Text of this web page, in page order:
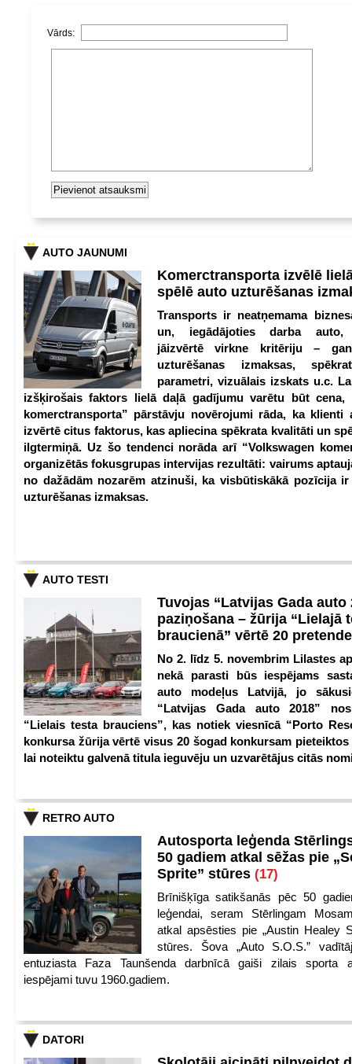
Vārds:
AUTO JAUNUMI
Komerctransporta izvēlē
spēlē auto uzturēšanas
Transports ir neatņemama
un, iegādājoties darba auto,
jāizvērtē virkne kritēriju –
uzturēšanas izmaksas,
parametri, vizuālais izskats u.c.
izšķirošais faktors lielā daļā gadījumu varētu būt cena,
komerctransporta” pārstāvju novērojumi rāda, ka klienti
izvērtē citus faktorus, kas apliecina spēkrata kvalitāti un
ilgtermiņā. Uz šo tendenci norāda arī “Volkswagen
organizētās fokusgrupas intervijas rezultāti: vairums
no dažādām nozarēm atzinuši, ka visbūtiskākā pozīcija ir
uzturēšanas izmaksas.
AUTO TESTI
Tuvojas “Latvijas Gada auto
paziņošana – žūrija “Lielajā
braucienā” vērtē 20
No 2. līdz 5. novembrim Lilastes
nekā parasti būs iespējams
auto modeļus Latvijā, jo
“Latvijas Gada auto 2018”
“Lielais testa brauciens”, kas notiek viesnīcā “Porto
konkursa žūrija vērtē visus 20 šogad konkursam
lai noteiktu galvenā titula ieguvēju un uzvarētājus citās
RETRO AUTO
Autosporta leģenda
50 gadiem atkal sēžas pie
Sprite” stūres (17)
Brīnišķīga satikšanās pēc 50
leģendai, seram Stērlingam
atkal apsēsties pie „Austin Healey
stūres. Šova „Auto S.O.S.”
entuziasta Faza Taunšenda darbnīcā gaiši zilais sporta
iespējami tuvu 1960.gadiem.
DATORI